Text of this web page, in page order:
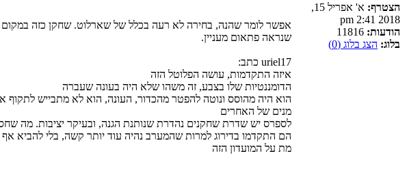
הצטרף:
א' אפריל 15,
2018 2:41 pm
הודעות:
בלוג: הצג בלוג (0)
שנראה פתאום מעניין.
uriel17 כתב:
איזה התקדמות, עושה הפלוטל הזה
הדומננטיות שלו בצבע, זה משהו שלא היה בעונה שעברה
הוא היה מהוסס ונוטה להפטר מהכדור, העונה, הוא לא מתבייש
מנים של האחרים
לספרס יש שדרת שחקנים נהדרת שנותנת הגנה, ובעיקר יציבות. מה
הם התקדמו בדירוג למרות שהמערב נהיה עוד יותר קשה, בלי
מת על המועדון הזה